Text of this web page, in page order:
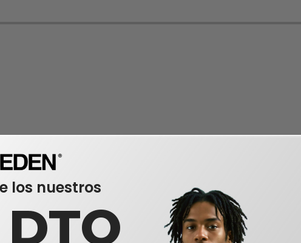
los nuestros